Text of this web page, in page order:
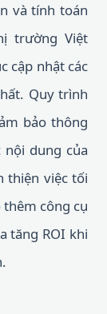
và tính toán
trường Việt
cập nhật các
Quy trình
bảo thông
dung của
thiện việc tối
công cụ
tăng ROI khi